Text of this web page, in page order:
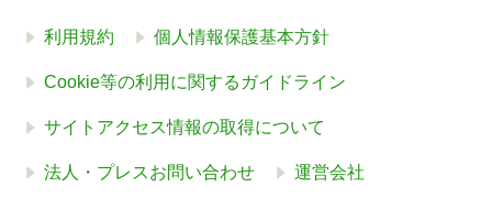
利用規約 個人情報保護基本方針
Cookie等の利用に関するガイドライン
サイトアクセス情報の取得について
法人・プレスお問い合わせ 運営会社